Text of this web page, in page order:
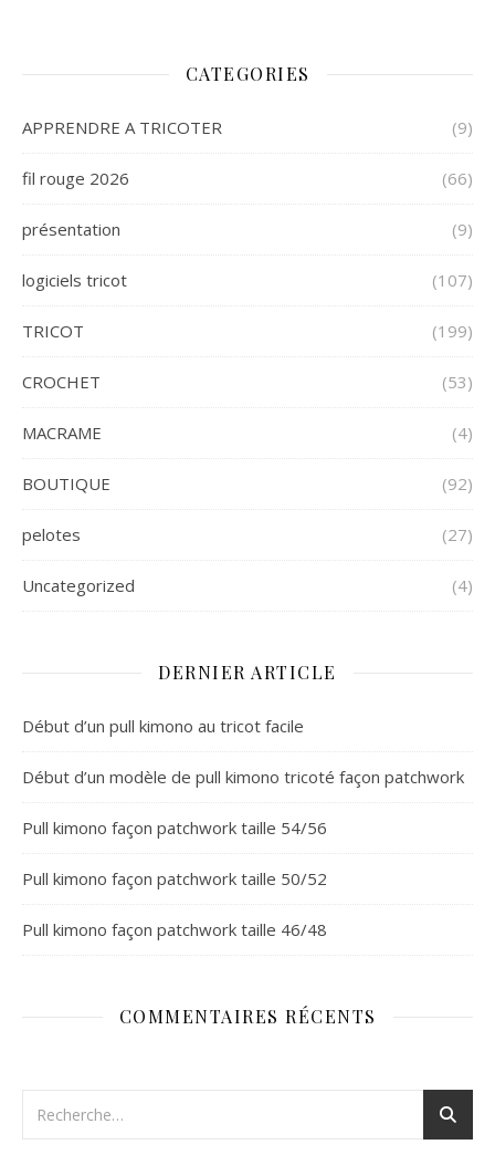
CATEGORIES
APPRENDRE A TRICOTER (9)
fil rouge 2026 (66)
présentation (9)
logiciels tricot (107)
TRICOT (199)
CROCHET (53)
MACRAME (4)
BOUTIQUE (92)
pelotes (27)
Uncategorized (4)
DERNIER ARTICLE
Début d’un pull kimono au tricot facile
Début d’un modèle de pull kimono tricoté façon patchwork
Pull kimono façon patchwork taille 54/56
Pull kimono façon patchwork taille 50/52
Pull kimono façon patchwork taille 46/48
COMMENTAIRES RÉCENTS